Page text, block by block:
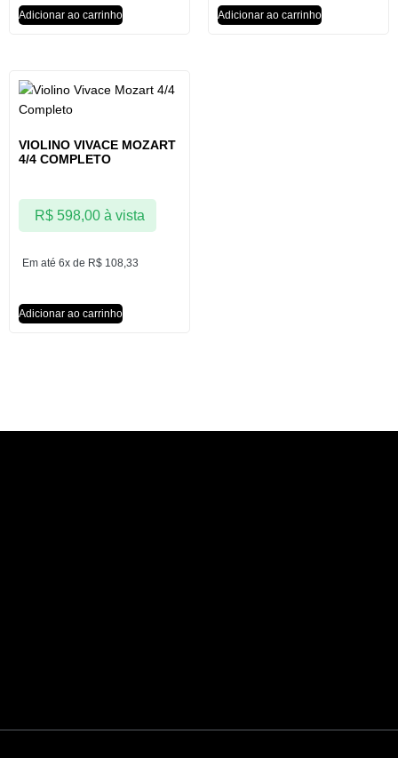
Adicionar ao carrinho Adicionar ao carrinho
VIOLINO VIVACE MOZART
4/4 COMPLETO
Em até 6x de R$ 108,33
R$598,00 à vista
Adicionar ao carrinho